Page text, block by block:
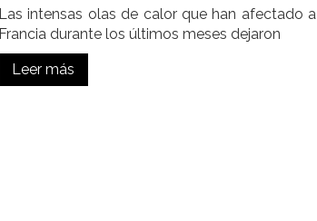
Las intensas olas de calor que han afectado a
Francia durante los últimos meses dejaron
Leer más